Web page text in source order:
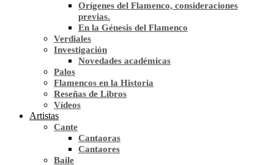
Orígenes del Flamenco, consideraciones
previas.
En la Génesis del Flamenco
Verdiales
Investigación
Novedades académicas
Palos
Flamencos en la Historia
Reseñas de Libros
Vídeos
Artistas
Cante
Cantaoras
Cantaores
Baile